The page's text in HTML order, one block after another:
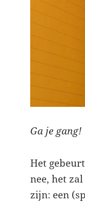
Ga je gang!
Het
nee, het
zijn: een